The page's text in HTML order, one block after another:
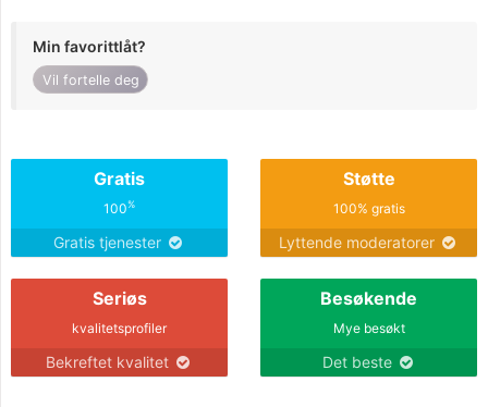
Min favorittlåt?
Vil fortelle deg
Gratis
100%
Gratis tjenester
Støtte
100% gratis
Lyttende moderatorer
Seriøs
kvalitetsprofiler
Bekreftet kvalitet
Besøkende
Mye besøkt
Det beste